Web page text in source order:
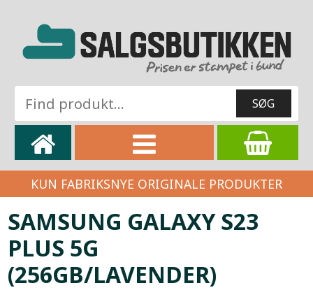
KUN FABRIKSNYE ORIGINALE PRODUKTER
SAMSUNG GALAXY S23
PLUS 5G
(256GB/LAVENDER)